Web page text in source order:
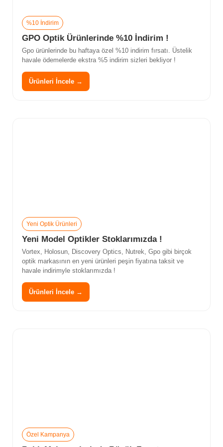
%10 İndirim
GPO Optik Ürünlerinde %10 İndirim !
Gpo ürünlerinde bu haftaya özel %10 indirim fırsatı. Üstelik
havale ödemelerde ekstra %5 indirim sizleri bekliyor !
Ürünleri İncele →
Yeni Optik Ürünleri
Yeni Model Optikler Stoklarımızda !
Vortex, Holosun, Discovery Optics, Nutrek, Gpo gibi birçok
optik markasının en yeni ürünleri peşin fiyatına taksit ve
havale indirimyle stoklarımızda !
Ürünleri İncele →
Özel Kampanya